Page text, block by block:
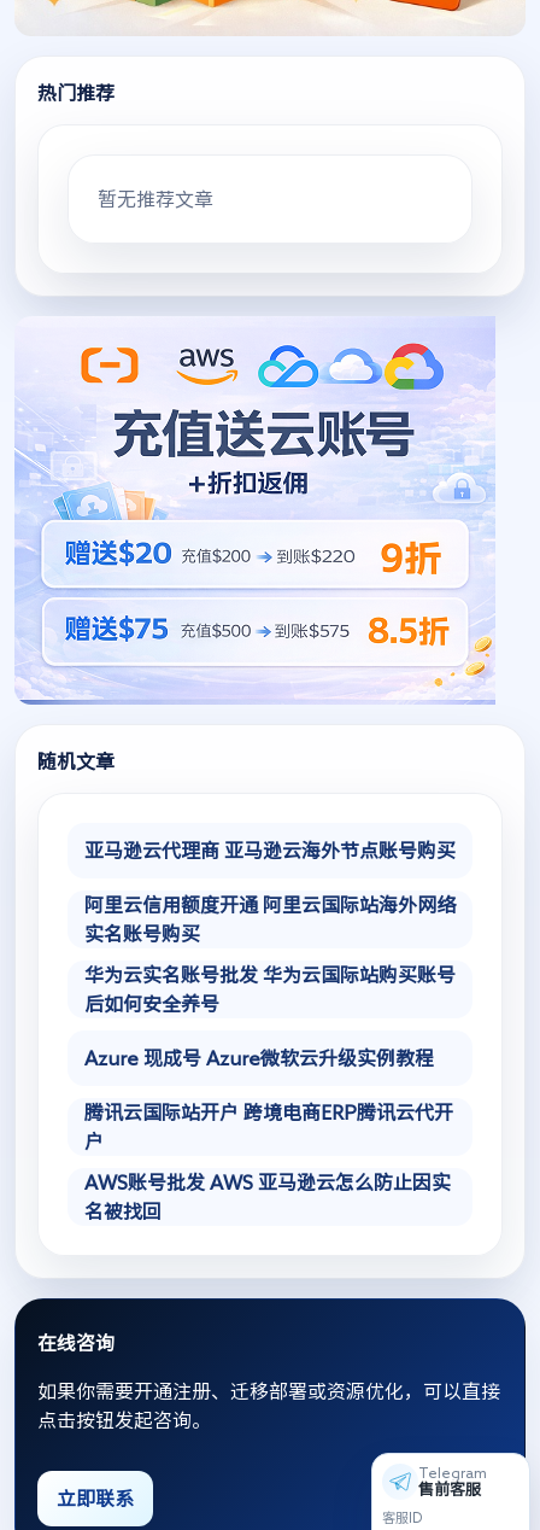
热门推荐
暂无推荐文章
随机文章
亚马逊云代理商 亚马逊云海外节点账号购买
阿里云信用额度开通 阿里云国际站海外网络
实名账号购买
华为云实名账号批发 华为云国际站购买账号
后如何安全养号
Azure 现成号 Azure微软云升级实例教程
腾讯云国际站开户 跨境电商ERP腾讯云代开
户
AWS账号批发 AWS 亚马逊云怎么防止因实
名被找回
在线咨询
如果你需要开通注册、迁移部署或资源优化，可以直接
点击按钮发起咨询。
立即联系
Telegram
售前客服
客服ID